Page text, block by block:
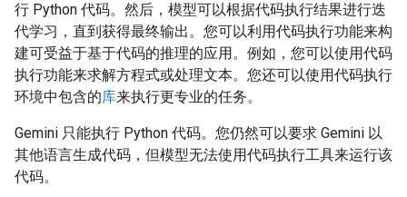
行 Python 代码。然后，模型可以根据代码执行结果进行迭
代学习，直到获得最终输出。您可以利用代码执行功能来构
建可受益于基于代码的推理的应用。例如，您可以使用代码
执行功能来求解方程式或处理文本。您还可以使用代码执行
环境中包含的库来执行更专业的任务。
Gemini 只能执行 Python 代码。您仍然可以要求 Gemini 以
其他语言生成代码，但模型无法使用代码执行工具来运行该
代码。